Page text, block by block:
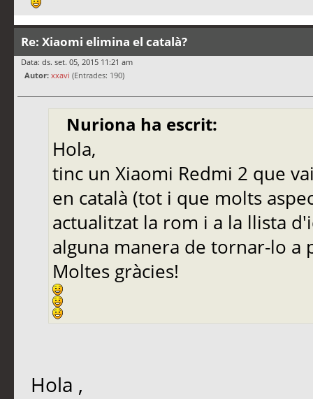
Re: Xiaomi elimina el català?
Data: ds. set. 05, 2015 11:21 am
Autor: xxavi (Entrades: 190)
Nuriona ha escrit:
Hola,
tinc un Xiaomi Redmi 2 que
en català (tot i que molts
actualitzat la rom i a la llista
alguna manera de tornar-lo a
Moltes gràcies!
Hola ,